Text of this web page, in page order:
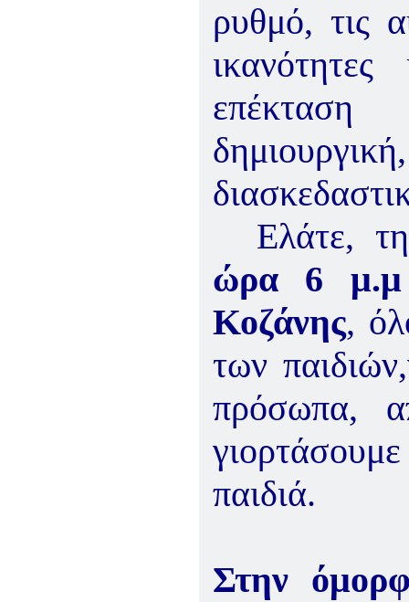
ρυθμό, τις
Ελάτε,
ώρα 6 μ.μ
Κοζάνης,
των
πρόσωπα,
παιδιά.
Στην